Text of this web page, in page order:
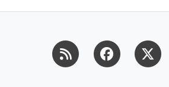
RSS Facebook